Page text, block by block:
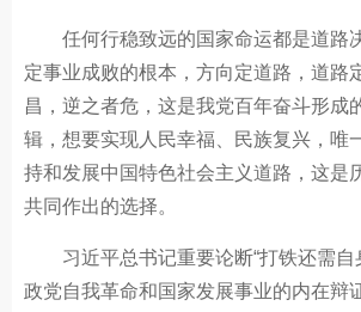
任何行稳致远的国家命运都是道路
定事业成败的根本，方向定道路，道路
昌，逆之者危，这是我党百年奋斗形成
辑，想要实现人民幸福、民族复兴，唯
持和发展中国特色社会主义道路，这是
共同作出的选择。
习近平总书记重要论断“打铁还需自
政党自我革命和国家发展事业的内在辩